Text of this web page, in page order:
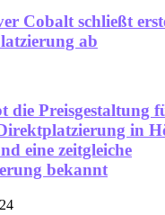
Cobalt schließt
ab
die Preisgestaltung
in
eine zeitgleiche
bekannt